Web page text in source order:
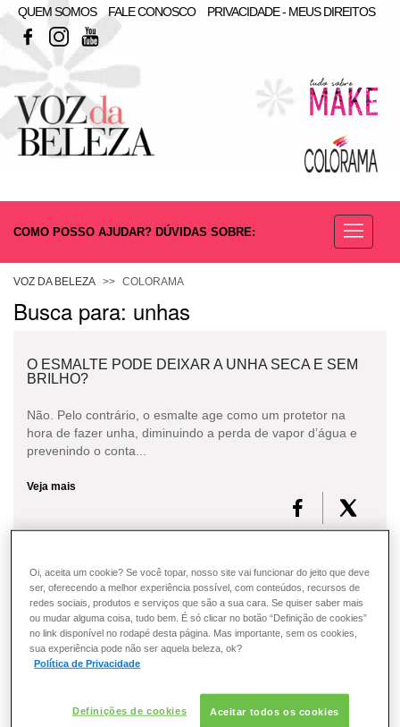
QUEM SOMOS FALE CONOSCO
PRIVACIDADE - MEUS DIREITOS
FACEBOOKINSTAGRAMYOUTUBE
COMO POSSO AJUDAR? DÚVIDAS SOBRE:
VOZ DA BELEZA COLORAMA
Busca para: unhas
O ESMALTE PODE DEIXAR A UNHA SECA E SEM
BRILHO?
Não. Pelo contrário, o esmalte age como um protetor na
hora de fazer unha, diminuindo a perda de vapor d’água e
prevenindo o conta...
Veja mais
COMO EVITAR QUE AS MINHAS UNHAS FIQUEM
AMARELADAS?
Com tantos tipos diferentes de esmaltes e suas variações
incontáveis de cores, não é difícil mudar a cor das unhas
toda semana.Não é incomum, após muito tempo...
Oi, aceita um cookie? Se você topar, nosso site vai funcionar do jeito que deve
ser, oferecendo a melhor experiência possível, com conteúdos, recursos de
redes sociais, produtos e serviços que são a sua cara. Se quiser saber mais
ou mudar alguma coisa, tudo bem. É só clicar no botão “Definição de cookies”
no link disponível no rodapé desta página. Mas importante, sem os cookies,
sua experiência pode não ser aquela beleza, ok?
Política de Privacidade
Definições de cookies Aceitar todos os cookies